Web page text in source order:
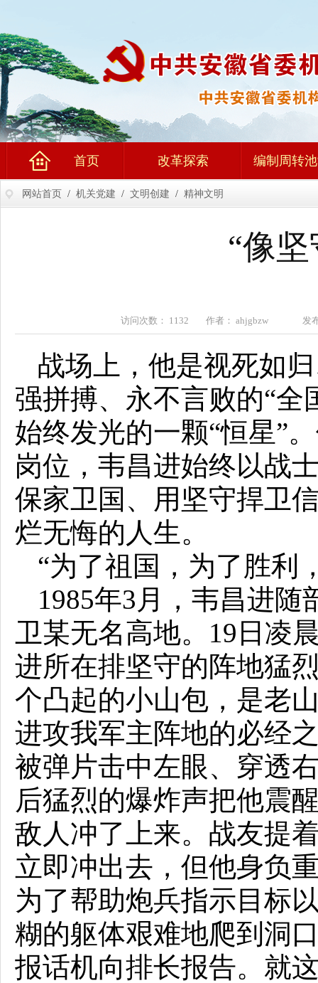
首页 改革探索 编制周转
网站首页 / 机关党建 / 文明创建 / 精神文明
“像
访问次数： 1132 作者： ahjgbzw 发布
战场上，他是视死如
强拼搏、永不言败的“全
始终发光的一颗“恒星”
岗位，韦昌进始终以战
保家卫国、用坚守捍卫
烂无悔的人生。
“为了祖国，为了胜利
1985年3月，韦昌进
卫某无名高地。19日凌
进所在排坚守的阵地猛
个凸起的小山包，是老
进攻我军主阵地的必经
被弹片击中左眼、穿透
后猛烈的爆炸声把他震
敌人冲了上来。战友提
立即冲出去，但他身负
为了帮助炮兵指示目标
糊的躯体艰难地爬到洞
报话机向排长报告。就